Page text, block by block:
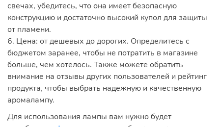
свечах, убедитесь, что она имеет безопасную
конструкцию и достаточно высокий купол для защиты
от пламени.
6. Цена: от дешевых до дорогих. Определитесь с
бюджетом заранее, чтобы не потратить в магазине
больше, чем хотелось. Также можете обратить
внимание на отзывы других пользователей и рейтинг
продукта, чтобы выбрать надежную и качественную
аромалампу.
Для использования лампы вам нужно будет